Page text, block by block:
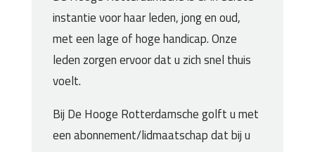
instantie voor haar leden, jong en oud,
met een lage of hoge handicap. Onze
leden zorgen ervoor dat u zich snel thuis
voelt.
Bij De Hooge Rotterdamsche golft u met
een abonnement/lidmaatschap dat bij u